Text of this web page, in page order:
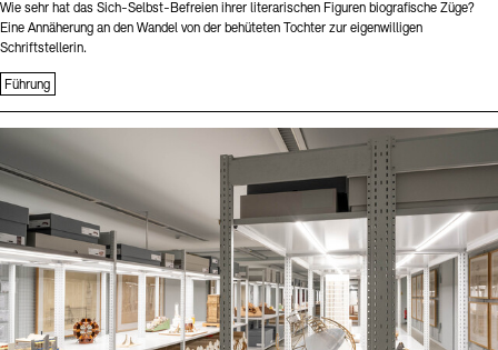
Wie sehr hat das Sich-Selbst-Befreien ihrer literarischen Figuren biografische Züge?
Eine Annäherung an den Wandel von der behüteten Tochter zur eigenwilligen
Schriftstellerin.
Führung